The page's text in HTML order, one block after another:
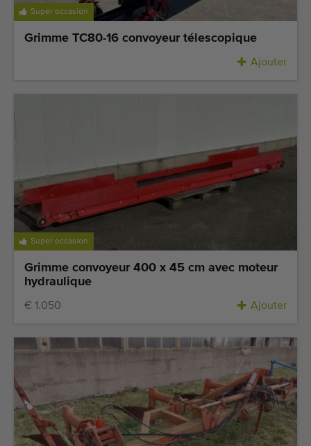
Machines
Blog
Équipement de qualité
Personnel qualifié
Livraison dans le monde entier
Super occasion
Grimme TC80-16 convoyeur télescopique
Ajouter
Super occasion
Grimme convoyeur 400 x 45 cm avec moteur
hydraulique
€ 1.050 Ajouter